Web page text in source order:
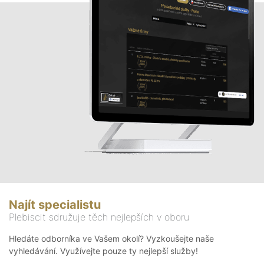
Najít specialistu
Plebiscit sdružuje těch nejlepších v oboru
Hledáte odborníka ve Vašem okolí? Vyzkoušejte naše
vyhledávání. Využívejte pouze ty nejlepší služby!